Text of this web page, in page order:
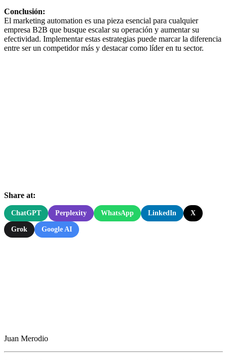
Conclusión:
El marketing automation es una pieza esencial para cualquier
empresa B2B que busque escalar su operación y aumentar su
efectividad. Implementar estas estrategias puede marcar la diferencia
entre ser un competidor más y destacar como líder en tu sector.
Share at:
ChatGPT Perplexity WhatsApp LinkedIn X
Grok Google AI
Juan Merodio